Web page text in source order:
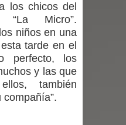
eléctrica
del Maule por su
millones en
los chicos del
“La Micro”.
niños en una
tarde en el
perfecto, los
y las que
también